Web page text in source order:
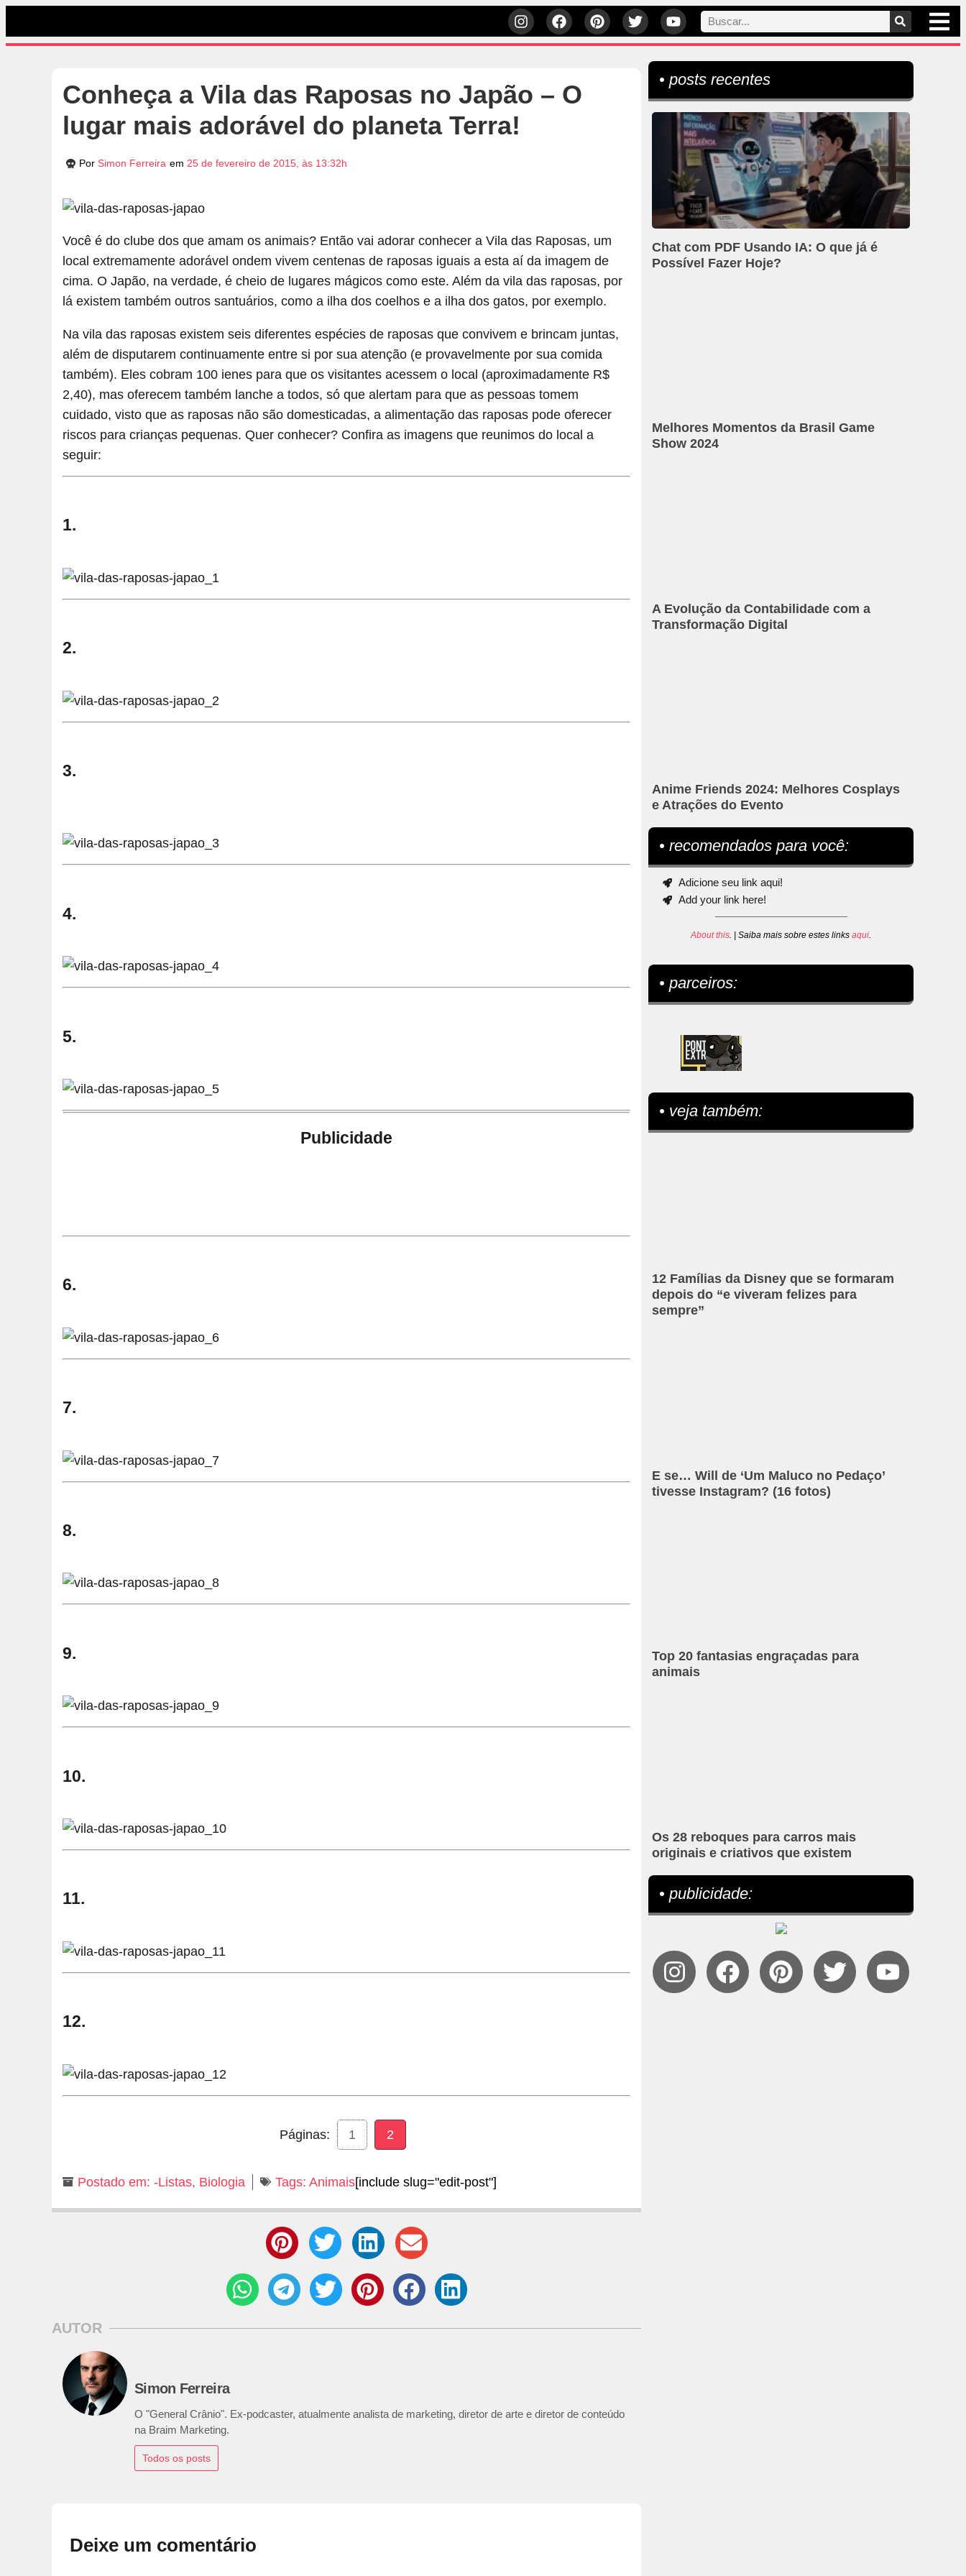
Conheça a Vila das Raposas no Japão – O
lugar mais adorável do planeta Terra!
Por Simon Ferreira em 25 de fevereiro de 2015, às 13:32h
Você é do clube dos que amam os animais? Então vai adorar conhecer a Vila das Raposas, um
local extremamente adorável ondem vivem centenas de raposas iguais a esta aí da imagem de
cima. O Japão, na verdade, é cheio de lugares mágicos como este. Além da vila das raposas, por
lá existem também outros santuários, como a ilha dos coelhos e a ilha dos gatos, por exemplo.
Na vila das raposas existem seis diferentes espécies de raposas que convivem e brincam juntas,
além de disputarem continuamente entre si por sua atenção (e provavelmente por sua comida
também). Eles cobram 100 ienes para que os visitantes acessem o local (aproximadamente R$
2,40), mas oferecem também lanche a todos, só que alertam para que as pessoas tomem
cuidado, visto que as raposas não são domesticadas, a alimentação das raposas pode oferecer
riscos para crianças pequenas. Quer conhecer? Confira as imagens que reunimos do local a
seguir:
1.
2.
3.
4.
5.
Publicidade
6.
7.
8.
9.
10.
11.
12.
Páginas: 1 2
Postado em: -Listas, Biologia Tags: Animais[include slug="edit-post"]
AUTOR
Simon Ferreira
O "General Crânio". Ex-podcaster, atualmente analista de marketing, diretor de arte e diretor de conteúdo
na Braim Marketing.
Todos os posts
Deixe um comentário
• posts recentes
Chat com PDF Usando IA: O que já é
Possível Fazer Hoje?
Melhores Momentos da Brasil Game
Show 2024
A Evolução da Contabilidade com a
Transformação Digital
Anime Friends 2024: Melhores Cosplays
e Atrações do Evento
• recomendados para você:
Adicione seu link aqui!
Add your link here!
About this. | Saiba mais sobre estes linksaqui.
• parceiros:
• veja também:
12 Famílias da Disney que se formaram
depois do “e viveram felizes para
sempre”
E se… Will de ‘Um Maluco no Pedaço’
tivesse Instagram? (16 fotos)
Top 20 fantasias engraçadas para
animais
Os 28 reboques para carros mais
originais e criativos que existem
• publicidade: